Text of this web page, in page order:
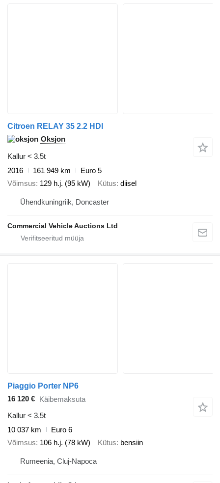
Citroen RELAY 35 2.2 HDI
Oksjon
Kallur < 3.5t
2016
161 949 km
Euro 5
Võimsus 129 h.j. (95 kW) Kütus diisel
Ühendkuningriik, Doncaster
Commercial Vehicle Auctions Ltd
Piaggio Porter NP6
16 120 € Käibemaksuta
Kallur < 3.5t
10 037 km
Euro 6
Võimsus 106 h.j. (78 kW) Kütus bensiin
Rumeenia, Cluj-Napoca